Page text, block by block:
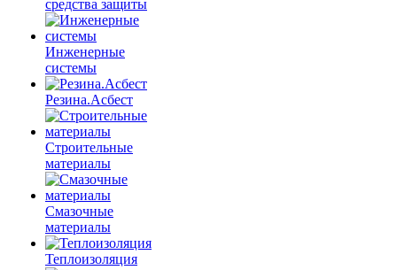
средства защиты
Инженерные
системы
Резина.Асбест
Строительные
материалы
Смазочные
материалы
Теплоизоляция